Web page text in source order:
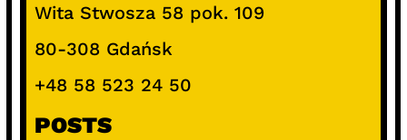
Wita Stwosza 58 pok. 109
80-308 Gdańsk
+48 58 523 24 50
POSTS